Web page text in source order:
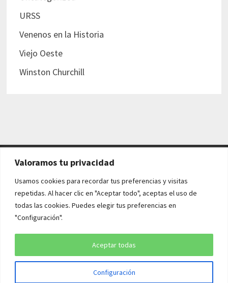
Valoramos tu privacidad
Usamos cookies para recordar tus preferencias y visitas
repetidas. Al hacer clic en "Aceptar todo", aceptas el uso de
todas las cookies. Puedes elegir tus preferencias en
"Configuración".
Configuración
Aceptar todas
URSS
Venenos en la Historia
Viejo Oeste
Winston Churchill
AVISO LEGAL Y POLÍTICAS
Aviso legal
Política de cookies